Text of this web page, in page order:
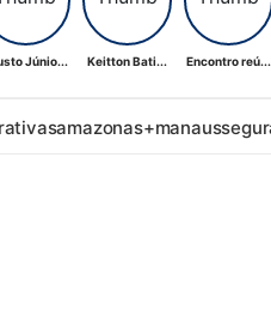
Júnio... Keitton Bati... Encontro reú...
amazonas+manaus